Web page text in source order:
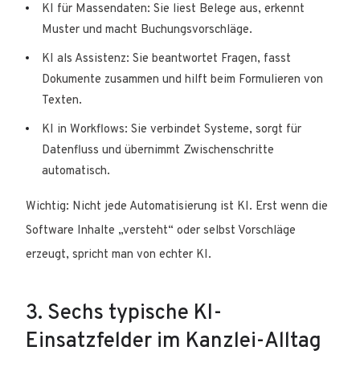
KI für Massendaten: Sie liest Belege aus, erkennt
Muster und macht Buchungsvorschläge.
KI als Assistenz: Sie beantwortet Fragen, fasst
Dokumente zusammen und hilft beim Formulieren von
Texten.
KI in Workflows: Sie verbindet Systeme, sorgt für
Datenfluss und übernimmt Zwischenschritte
automatisch.
Wichtig: Nicht jede Automatisierung ist KI. Erst wenn die
Software Inhalte „versteht“ oder selbst Vorschläge
erzeugt, spricht man von echter KI.
3. Sechs typische KI-
Einsatzfelder im Kanzlei-Alltag